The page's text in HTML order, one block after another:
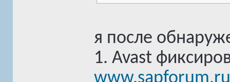
я после
1. Avast